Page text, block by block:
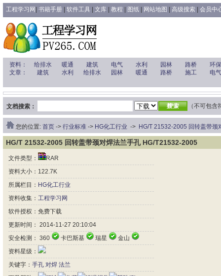
工程学习网 书籍手册 软件工具 文库 教程 图纸 网站地图 高级搜索 会员中
资料： 给排水 暖通 建筑 电气 水利 园林 路桥
环保
文章：
建筑 水利 给排水 园林 暖通 路桥 施工 电气
文档搜索： （不可包含
您的位置: 首页 -> 行业标准 -> HG化工行业 -> HG/T 21532-2005 回转盖带
HG/T 21532-2005 回转盖带颈对焊法兰手孔 HG/T21532-2005
文件类型：
RAR
资料大小：122.7K
所属栏目： HG化工行业
资料收集： 工程学习网
软件授权：免费下载
更新时间： 2014-11-27 20:10:04
安全检测： 360
卡巴斯基 瑞星
金山
资料星级：
关键字： 手孔 对焊 法兰